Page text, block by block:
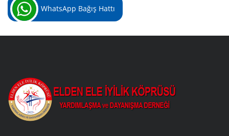
WhatsApp Bağış Hattı